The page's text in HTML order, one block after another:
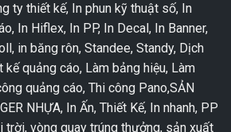
ty thiết kế, In phun kỹ thuật số, In
In Hiflex, In PP, In Decal, In Banner,
in băng rôn, Standee, Standy, Dịch
kế quảng cáo, Làm bảng hiệu, Làm
quảng cáo, Thi công Pano,SẢN
NHỰA, In Ấn, Thiết Kế, In nhanh, PP
trời, vòng quay trúng thưởng, sản xuất